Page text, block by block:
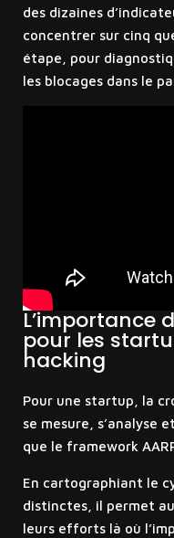
des dizaines
concentrer sur cinq
étape, pour
les blocages dans le
L’importance
pour les
hacking
Pour une startup, la
se mesure, s’analyse
que le framework
En cartographiant le
distinctes, il permet
leurs efforts là où